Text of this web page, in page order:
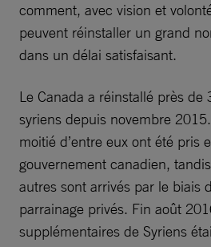
comment, avec vision et
peuvent réinstaller un grand
dans un délai satisfaisant.
Le Canada a réinstallé près de
syriens depuis novembre
moitié d’entre eux ont été pris
gouvernement canadien,
autres sont arrivés par le biais
parrainage privés. Fin août
supplémentaires de Syriens